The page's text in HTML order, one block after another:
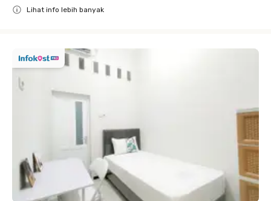
Lihat info lebih banyak